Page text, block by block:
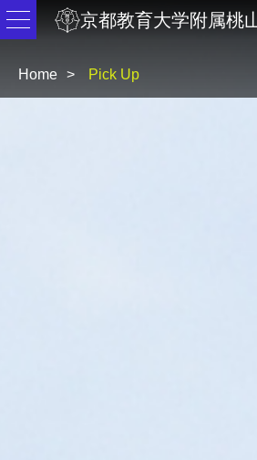
京都教育大学附属桃
Home Pick Up